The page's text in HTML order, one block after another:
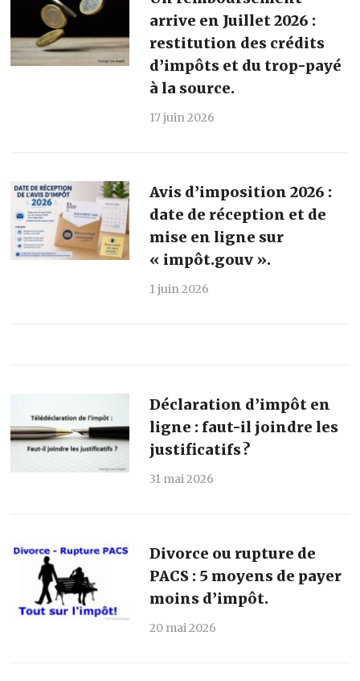
arrive en Juillet 2026 :
restitution des crédits
d’impôts et du trop-payé
à la source.
17 juin 2026
Avis d’imposition 2026 :
date de réception et de
mise en ligne sur
« impôt.gouv ».
1 juin 2026
Déclaration d’impôt en
ligne : faut-il joindre les
justificatifs ?
31 mai 2026
Divorce ou rupture de
PACS : 5 moyens de payer
moins d’impôt.
20 mai 2026